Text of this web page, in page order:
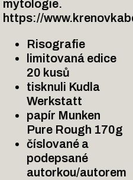
mytologie.
https://
Risografie
limitovaná edice
20 kusů
tisknuli Kudla
Werkstatt
papír Munken
Pure Rough 170g
číslované a
podepsané
autorkou/autorem